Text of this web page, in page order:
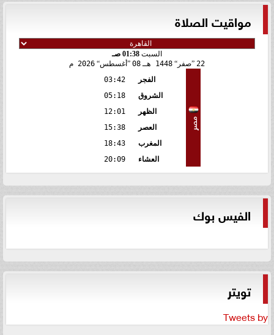
مواقيت الصلاة
السبت 01:38 صـ
22 صفر 1448 هـ 08 أغسطس 2026 م
مصر
الفجر
03:42
الشروق
05:18
الظهر
12:01
العصر
15:38
المغرب
18:43
العشاء
20:09
الفيس بوك
تويتر
Tweets by